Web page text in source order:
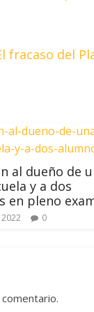
fracaso del
al dueño de
y a dos
en pleno
0